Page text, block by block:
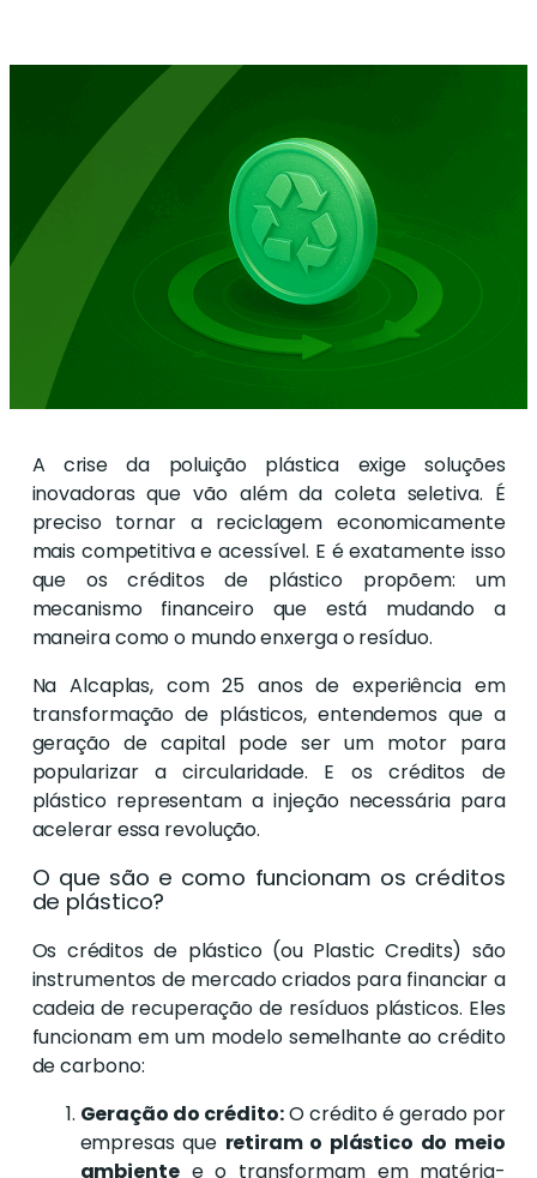
A crise da poluição plástica exige soluções
inovadoras que vão além da coleta seletiva. É
preciso tornar a reciclagem economicamente
mais competitiva e acessível. E é exatamente isso
que os créditos de plástico propõem: um
mecanismo financeiro que está mudando a
maneira como o mundo enxerga o resíduo.
Na Alcaplas, com 25 anos de experiência em
transformação de plásticos, entendemos que a
geração de capital pode ser um motor para
popularizar a circularidade. E os créditos de
plástico representam a injeção necessária para
acelerar essa revolução.
O que são e como funcionam os créditos
de plástico?
Os créditos de plástico (ou Plastic Credits) são
instrumentos de mercado criados para financiar a
cadeia de recuperação de resíduos plásticos. Eles
funcionam em um modelo semelhante ao crédito
de carbono:
Geração do crédito:O crédito é gerado por
empresas que retiram o plástico do meio
ambientee o transformam em matéria-